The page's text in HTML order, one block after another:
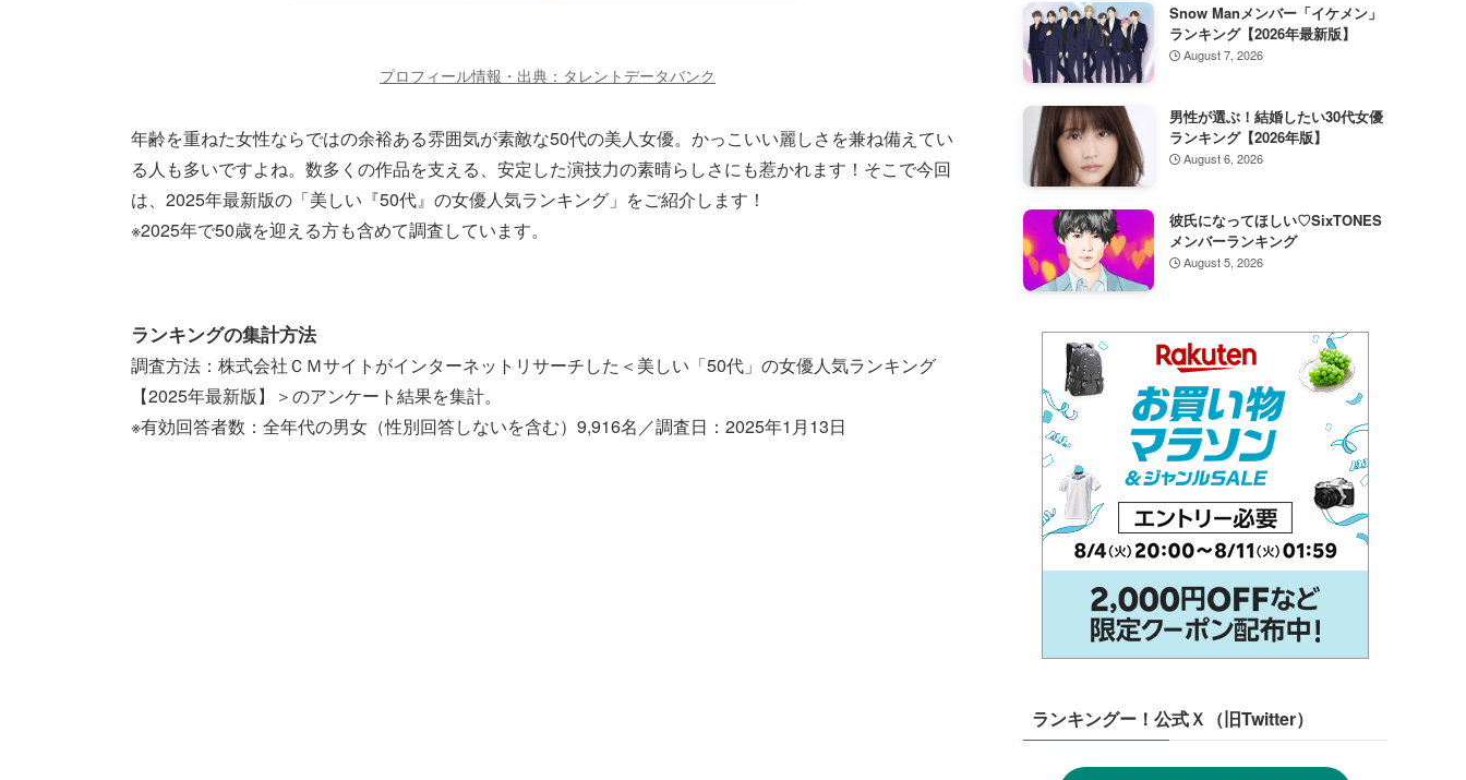
プロフィール情報・出典：タレントデータバンク
年齢を重ねた女性ならではの余裕ある雰囲気が素敵な50代の美人女優。かっこいい麗しさを兼ね備えてい
る人も多いですよね。数多くの作品を支える、安定した演技力の素晴らしさにも惹かれます！そこで今回
は、2025年最新版の「美しい『50代』の女優人気ランキング」をご紹介します！
※2025年で50歳を迎える方も含めて調査しています。
ランキングの集計方法
調査方法：株式会社ＣＭサイトがインターネットリサーチした＜美しい「50代」の女優人気ランキング
【2025年最新版】＞のアンケート結果を集計。
※有効回答者数：全年代の男女（性別回答しないを含む）9,916名／調査日：2025年1月13日
Snow Manメンバー「イケメン」
ランキング【2026年最新版】
August 7, 2026
男性が選ぶ！結婚したい30代女優
ランキング【2026年版】
August 6, 2026
彼氏になってほしい♡SixTONES
メンバーランキング
August 5, 2026
ランキングー！公式Ｘ（旧Twitter）